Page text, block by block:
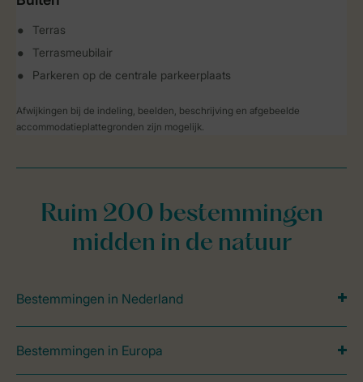
Terras
Terrasmeubilair
Parkeren op de centrale parkeerplaats
Afwijkingen bij de indeling, beelden, beschrijving en afgebeelde
accommodatieplattegronden zijn mogelijk.
Ruim 200 bestemmingen
midden in de natuur
Bestemmingen in Nederland
Bestemmingen in Europa